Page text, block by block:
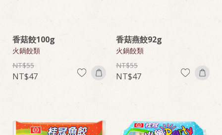
香菇餃100g
火鍋餃類
55
47
香菇燕餃92g
火鍋餃類
55
47